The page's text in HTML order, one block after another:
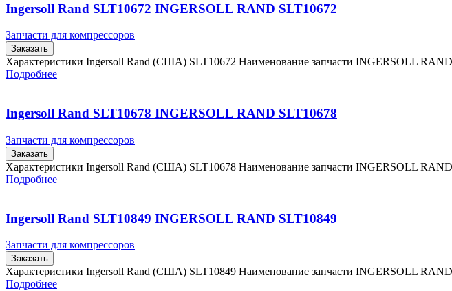
Ingersoll Rand SLT10672 INGERSOLL RAND SLT10672
Запчасти для компрессоров
Заказать
Характеристики Ingersoll Rand (США) SLT10672 Наименование запчасти INGERSOLL
Подробнее
Ingersoll Rand SLT10678 INGERSOLL RAND SLT10678
Запчасти для компрессоров
Заказать
Характеристики Ingersoll Rand (США) SLT10678 Наименование запчасти INGERSOLL
Подробнее
Ingersoll Rand SLT10849 INGERSOLL RAND SLT10849
Запчасти для компрессоров
Заказать
Характеристики Ingersoll Rand (США) SLT10849 Наименование запчасти INGERSOLL
Подробнее